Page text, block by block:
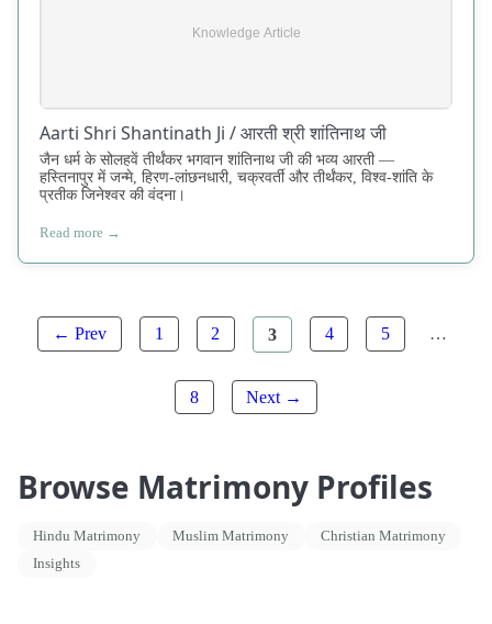
Aarti Shri Shantinath Ji / आरती श्री शांतिनाथ जी
जैन धर्म के सोलहवें तीर्थंकर भगवान शांतिनाथ जी की भव्य आरती —
हस्तिनापुर में जन्मे, हिरण-लांछनधारी, चक्रवर्ती और तीर्थंकर, विश्व-शांति के
प्रतीक जिनेश्वर की वंदना।
Read more →
← Prev 1 2 3 4 5 …
8 Next →
Browse Matrimony Profiles
Hindu Matrimony Muslim Matrimony
Christian Matrimony
Insights